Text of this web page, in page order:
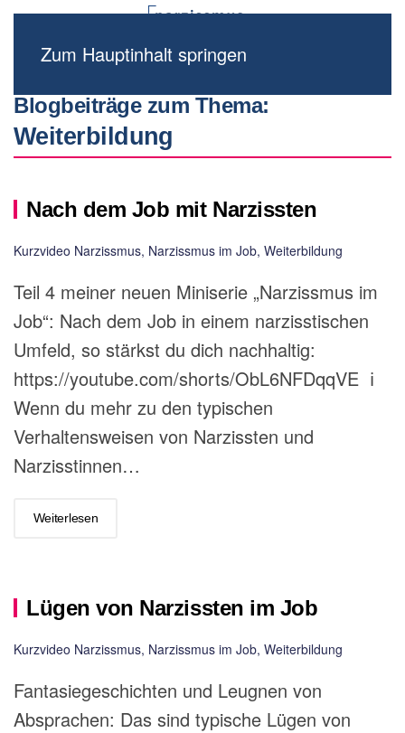
Zum Hauptinhalt springen
Blogbeiträge zum Thema:
Weiterbildung
Nach dem Job mit Narzissten
Kurzvideo Narzissmus, Narzissmus im Job, Weiterbildung
Teil 4 meiner neuen Miniserie „Narzissmus im
Job“: Nach dem Job in einem narzisstischen
Umfeld, so stärkst du dich nachhaltig:
https://youtube.com/shorts/ObL6NFDqqVE ℹ️
Wenn du mehr zu den typischen
Verhaltensweisen von Narzissten und
Narzisstinnen…
Weiterlesen
Lügen von Narzissten im Job
Kurzvideo Narzissmus, Narzissmus im Job, Weiterbildung
Fantasiegeschichten und Leugnen von
Absprachen: Das sind typische Lügen von